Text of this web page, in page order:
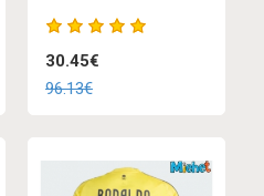
30.45€
96.13€